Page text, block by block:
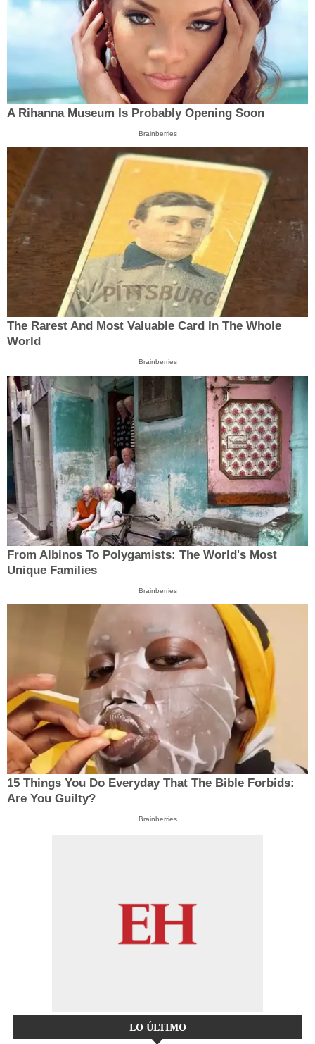
A Rihanna Museum Is Probably Opening Soon
Brainberries
The Rarest And Most Valuable Card In The Whole
World
Brainberries
From Albinos To Polygamists: The World's Most
Unique Families
Brainberries
15 Things You Do Everyday That The Bible Forbids:
Are You Guilty?
Brainberries
LO ÚLTIMO